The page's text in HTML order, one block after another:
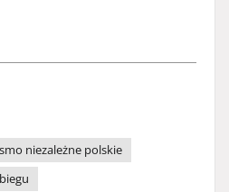
niezależne polskie